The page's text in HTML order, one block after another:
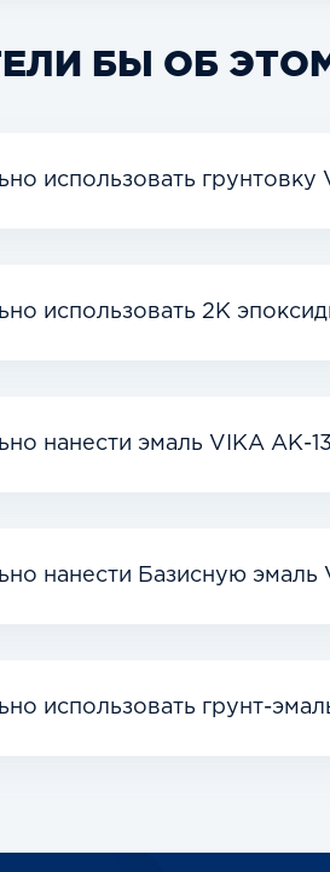
БЫ ОБ
использовать грунтовку
использовать 2К
нанести эмаль VIKA АК-
нанести Базисную эмаль
использовать грунт-